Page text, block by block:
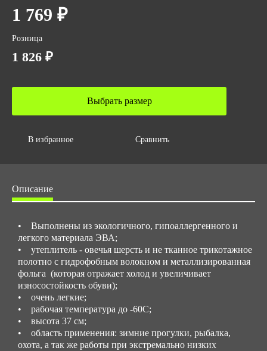
Фурнитура
Пластик
ГОСТ
ГОСТ 12.4.072-79
Количество в упаковке
37
0.8
Объем за ед,м3
0.017
Объем упаковки,м3
0.165
1 769 ₽
Розница
1 826 ₽
Выбрать размер
В избранное Сравнить
Описание
• Выполнены из экологичного, гипоаллергенного и
легкого материала ЭВА;
• утеплитель - овечья шерсть и не тканное трикотажное
полотно с гидрофобным волокном и металлизированная
фольга (которая отражает холод и увеличивает
износостойкость обуви);
• очень легкие;
• рабочая температура до -60С;
• высота 37 см;
• область применения: зимние прогулки, рыбалка,
охота, а так же работы при экстремально низких